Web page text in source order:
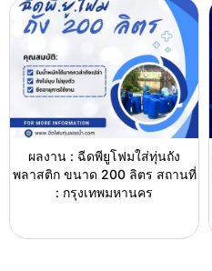
ผลงาน : ฉีดพียูโฟมใส่ทุ่นถัง
พลาสติก ขนาด 200 ลิตร สถานที่
: กรุงเทพมหานคร